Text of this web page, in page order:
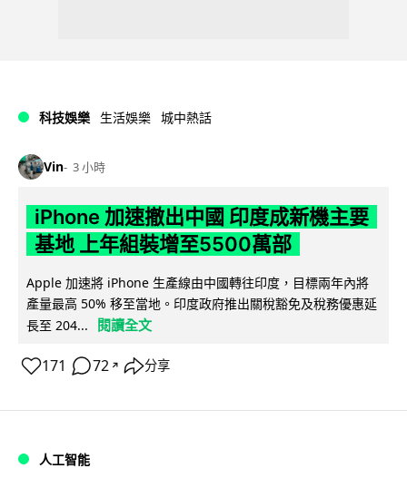
科技娛樂 生活娛樂 城中熱話
Vin 3 小時
iPhone 加速撤出中國 印度成新機主要
基地 上年組裝增至5500萬部
Apple 加速將 iPhone 生產線由中國轉往印度，目標兩年內將
產量最高 50% 移至當地。印度政府推出關稅豁免及稅務優惠延
長至 204...
閱讀全文
171 72 ↗ 分享
人工智能